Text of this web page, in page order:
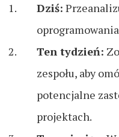
Dziś:
Ten tydzień:
zespołu, aby
potencjalne
projektach.